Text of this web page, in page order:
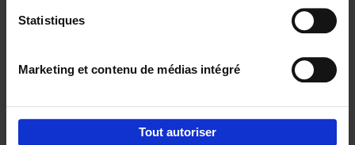
Statistiques
Marketing et contenu de médias intégré
Tout autoriser